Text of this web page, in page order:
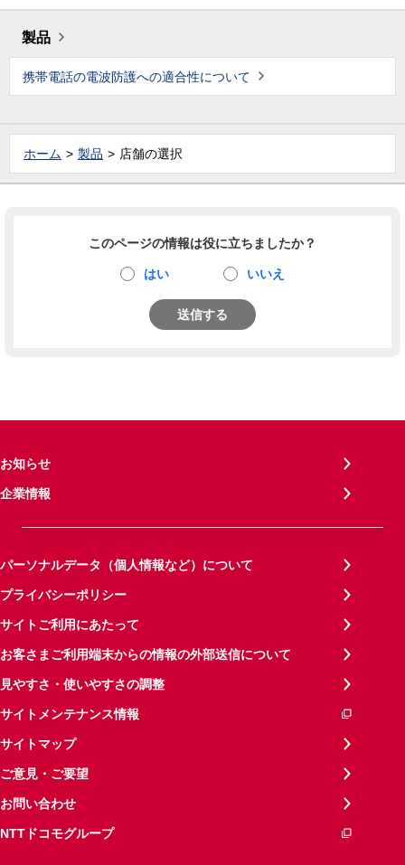
製品
携帯電話の電波防護への適合性について
ホーム 製品 店舗の選択
このページの情報は役に立ちましたか？
はい いいえ
送信する
お知らせ
企業情報
パーソナルデータ（個人情報など）について
プライバシーポリシー
サイトご利用にあたって
お客さまご利用端末からの情報の外部送信について
見やすさ・使いやすさの調整
サイトメンテナンス情報
サイトマップ
ご意見・ご要望
お問い合わせ
NTTドコモグループ